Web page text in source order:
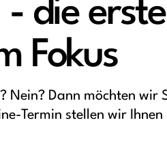
die erste
Fokus
Nein? Dann möchten wir
Termin stellen wir Ihnen